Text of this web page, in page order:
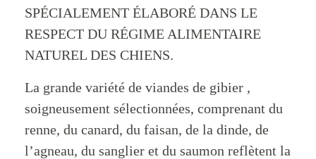
SPÉCIALEMENT ÉLABORÉ DANS LE
RESPECT DU RÉGIME ALIMENTAIRE
NATUREL DES CHIENS.
La grande variété de viandes de gibier ,
soigneusement sélectionnées, comprenant du
renne, du canard, du faisan, de la dinde, de
l’agneau, du sanglier et du saumon reflètent la